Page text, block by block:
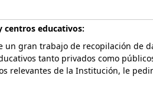
educativos:
un gran trabajo de recopilación de
tanto privados como
relevantes de la Institución, le